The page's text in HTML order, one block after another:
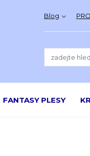
Blog
FANTASY PLESY